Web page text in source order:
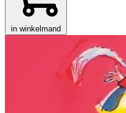
in winkelmand